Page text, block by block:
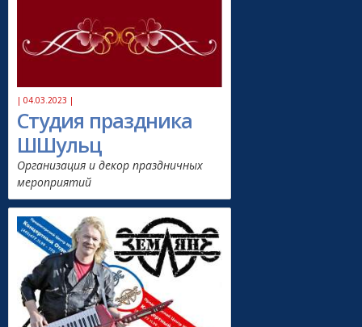
| 04.03.2023 |
Студия праздника
ШШульц
Организация и декор праздничных
мероприятий